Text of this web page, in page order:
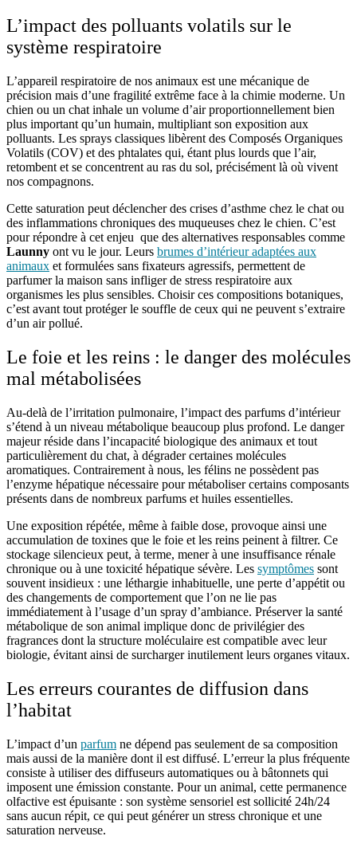
L’impact des polluants volatils sur le
système respiratoire
L’appareil respiratoire de nos animaux est une mécanique de
précision mais d’une fragilité extrême face à la chimie moderne. Un
chien ou un chat inhale un volume d’air proportionnellement bien
plus important qu’un humain, multipliant son exposition aux
polluants. Les sprays classiques libèrent des Composés Organiques
Volatils (COV) et des phtalates qui, étant plus lourds que l’air,
retombent et se concentrent au ras du sol, précisément là où vivent
nos compagnons.
Cette saturation peut déclencher des crises d’asthme chez le chat ou
des inflammations chroniques des muqueuses chez le chien. C’est
pour répondre à cet enjeu que des alternatives responsables comme
Launny ont vu le jour. Leurs brumes d’intérieur adaptées aux
animaux et formulées sans fixateurs agressifs, permettent de
parfumer la maison sans infliger de stress respiratoire aux
organismes les plus sensibles. Choisir ces compositions botaniques,
c’est avant tout protéger le souffle de ceux qui ne peuvent s’extraire
d’un air pollué.
Le foie et les reins : le danger des molécules
mal métabolisées
Au-delà de l’irritation pulmonaire, l’impact des parfums d’intérieur
s’étend à un niveau métabolique beaucoup plus profond. Le danger
majeur réside dans l’incapacité biologique des animaux et tout
particulièrement du chat, à dégrader certaines molécules
aromatiques. Contrairement à nous, les félins ne possèdent pas
l’enzyme hépatique nécessaire pour métaboliser certains composants
présents dans de nombreux parfums et huiles essentielles.
Une exposition répétée, même à faible dose, provoque ainsi une
accumulation de toxines que le foie et les reins peinent à filtrer. Ce
stockage silencieux peut, à terme, mener à une insuffisance rénale
chronique ou à une toxicité hépatique sévère. Les symptômes sont
souvent insidieux : une léthargie inhabituelle, une perte d’appétit ou
des changements de comportement que l’on ne lie pas
immédiatement à l’usage d’un spray d’ambiance. Préserver la santé
métabolique de son animal implique donc de privilégier des
fragrances dont la structure moléculaire est compatible avec leur
biologie, évitant ainsi de surcharger inutilement leurs organes vitaux.
Les erreurs courantes de diffusion dans
l’habitat
L’impact d’un parfum ne dépend pas seulement de sa composition
mais aussi de la manière dont il est diffusé. L’erreur la plus fréquente
consiste à utiliser des diffuseurs automatiques ou à bâtonnets qui
imposent une émission constante. Pour un animal, cette permanence
olfactive est épuisante : son système sensoriel est sollicité 24h/24
sans aucun répit, ce qui peut générer un stress chronique et une
saturation nerveuse.